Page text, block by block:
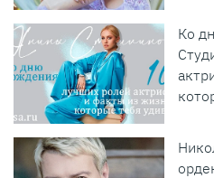
Ко